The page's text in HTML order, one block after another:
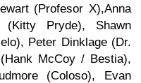
(Profesor X),Anna
Pryde), Shawn
Peter Dinklage(Dr.
(Hank McCoy / Bestia),
(Coloso), Evan